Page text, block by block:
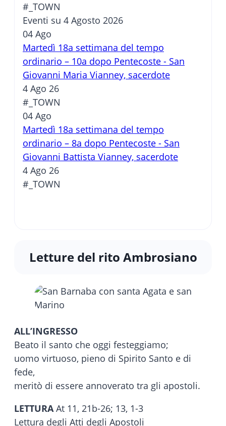
#_TOWN
Eventi su 4 Agosto 2026
04 Ago
Martedì 18a settimana del tempo
ordinario – 10a dopo Pentecoste - San
Giovanni Maria Vianney, sacerdote
4 Ago 26
#_TOWN
04 Ago
Martedì 18a settimana del tempo
ordinario – 8a dopo Pentecoste - San
Giovanni Battista Vianney, sacerdote
4 Ago 26
#_TOWN
Letture del rito Ambrosiano
ALL’INGRESSO
Beato il santo che oggi festeggiamo;
uomo virtuoso, pieno di Spirito Santo e di
fede,
meritò di essere annoverato tra gli apostoli.
LETTURAAt 11, 21b-26; 13, 1-3
Lettura degli Atti degli Apostoli